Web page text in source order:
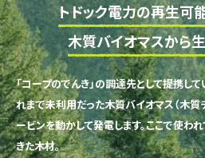
トドック電力の再生可
木質バイオマスから生
「コープのでんき」の調達先として提携し
れまで未利用だった木質バイオマス（木質
ービンを動かして発電します。ここで使わ
きた木材。